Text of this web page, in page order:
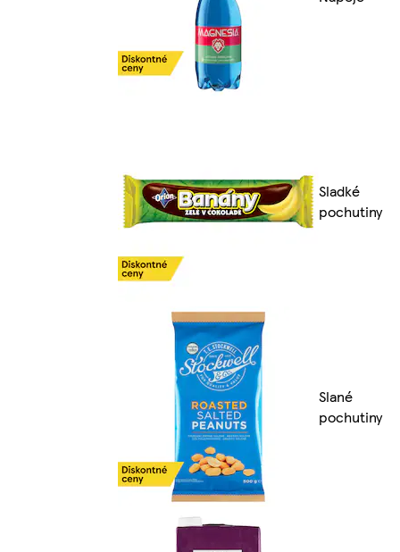
Sladké
pochutiny
Slané
pochutiny